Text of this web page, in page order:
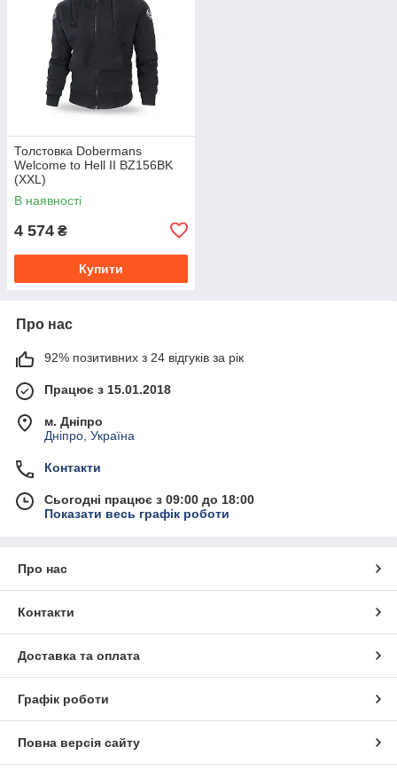
Толстовка Dobermans
Welcome to Hell II BZ156BK
(XXL)
В наявності
4 574 ₴
Купити
Про нас
92% позитивних з 24 відгуків за рік
Працює з 15.01.2018
м. Дніпро
Дніпро, Україна
Контакти
Сьогодні працює з 09:00 до 18:00
Показати весь графік роботи
Про нас
Контакти
Доставка та оплата
Графік роботи
Повна версія сайту